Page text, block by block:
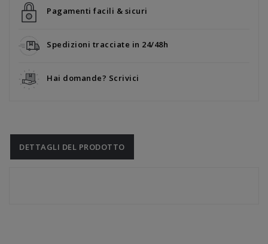
Pagamenti facili & sicuri
Spedizioni tracciate in 24/48h
Hai domande? Scrivici
DETTAGLI DEL PRODOTTO